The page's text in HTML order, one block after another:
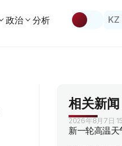
政治 分析 KZ
相关新闻
2026年8月7日
新一轮高温